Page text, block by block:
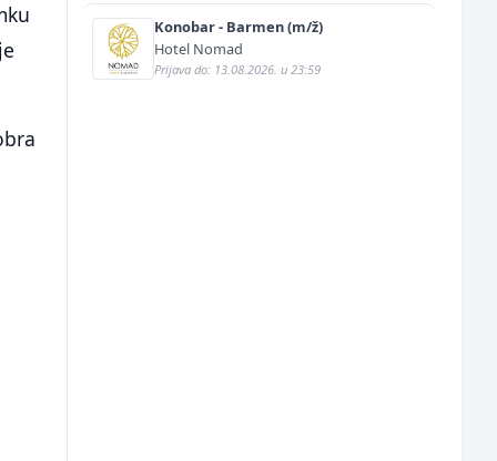
Konobar - Barmen (m/ž)
Hotel Nomad
Prijava do: 13.08.2026. u 23:59